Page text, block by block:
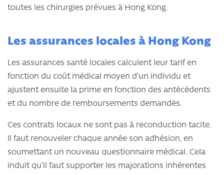
toutes les chirurgies prévues à Hong Kong.
Les assurances locales à Hong Kong
Les assurances santé locales calculent leur tarif en
fonction du coût médical moyen d’un individu et
ajustent ensuite la prime en fonction des antécédents
et du nombre de remboursements demandés.
Ces contrats locaux ne sont pas à reconduction tacite.
Il faut renouveler chaque année son adhésion, en
soumettant un nouveau questionnaire médical. Cela
induit qu’il faut supporter les majorations inhérentes